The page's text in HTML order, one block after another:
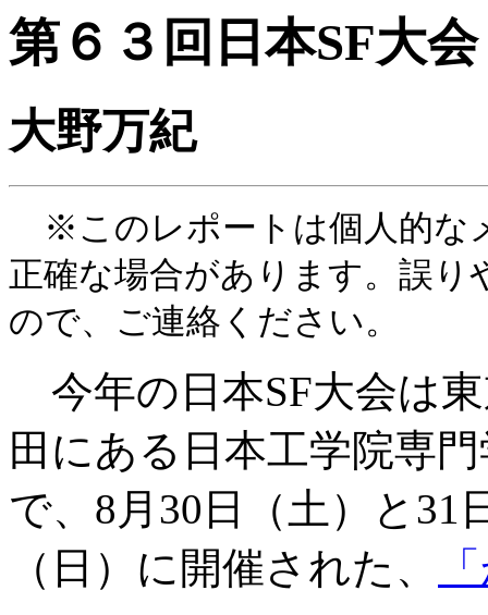
第６３回日本SF
大野万紀
※このレポートは個人的な
正確な場合があります。誤
ので、ご連絡ください。
今年の日本SF大会は
田にある日本工学院専
で、8月30日（土）と31
（日）に開催された、